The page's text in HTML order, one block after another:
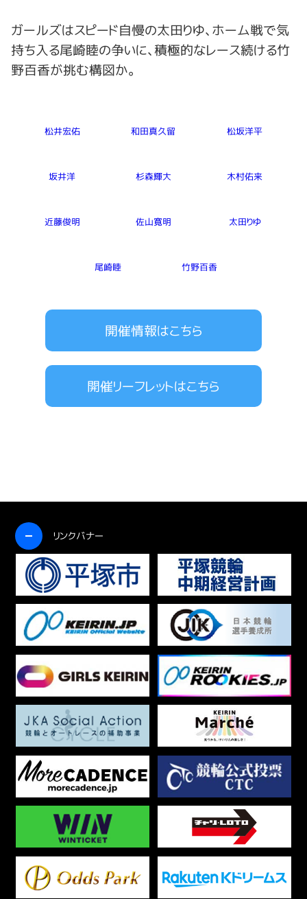
ガールズはスピード自慢の太田りゆ、ホーム戦で気
持ち入る尾崎睦の争いに、積極的なレース続ける竹
野百香が挑む構図か。
松井宏佑 和田真久留 松坂洋平
坂井洋 杉森輝大 木村佑来
近藤俊明 佐山寛明 太田りゆ
尾崎睦 竹野百香
開催情報はこちら
開催リーフレットはこちら
リンクバナー
開く